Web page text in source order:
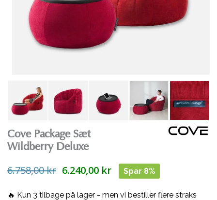
Cove Package Sæt
Wildberry Deluxe
6.758,00 kr 6.240,00 kr Spar 8%
🔥 Kun 3 tilbage på lager - men vi bestiller flere straks